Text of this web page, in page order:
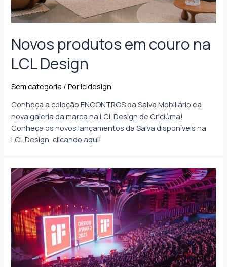
Novos produtos em couro na
LCL Design
Sem categoria / Porlcldesign
Conheça a coleção ENCONTROS da Salva Mobiliário ea
nova galeria da marca na LCL Design de Criciúma!
Conheça os novos lançamentos da Salva disponíveis na
LCL Design, clicando aqui!